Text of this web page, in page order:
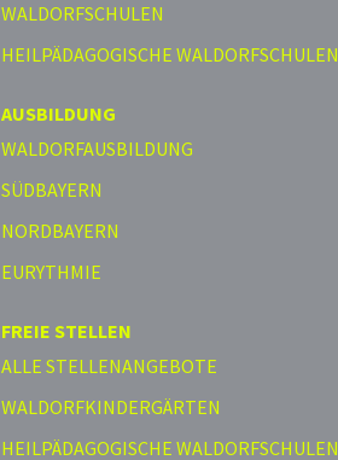
WALDORFSCHULEN
HEILPÄDAGOGISCHE WALDORFSCHULEN
AUSBILDUNG
WALDORFAUSBILDUNG
SÜDBAYERN
NORDBAYERN
EURYTHMIE
FREIE STELLEN
ALLE STELLENANGEBOTE
WALDORFKINDERGÄRTEN
HEILPÄDAGOGISCHE WALDORFSCHULEN